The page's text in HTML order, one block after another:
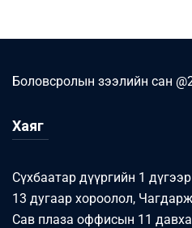
Боловсролын зээлийн сан
Хаяг
Сүхбаатар дүүргийн 1
13 дугаар хороолол,
Сав плаза оффисын 11